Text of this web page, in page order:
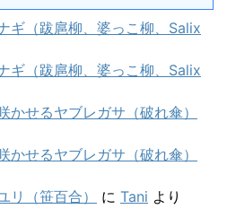
ギ（跋扈柳、婆っこ柳、Salix
ギ（跋扈柳、婆っこ柳、Salix
せるヤブレガサ（破れ傘）
せるヤブレガサ（破れ傘）
リ（笹百合）
に Tani より